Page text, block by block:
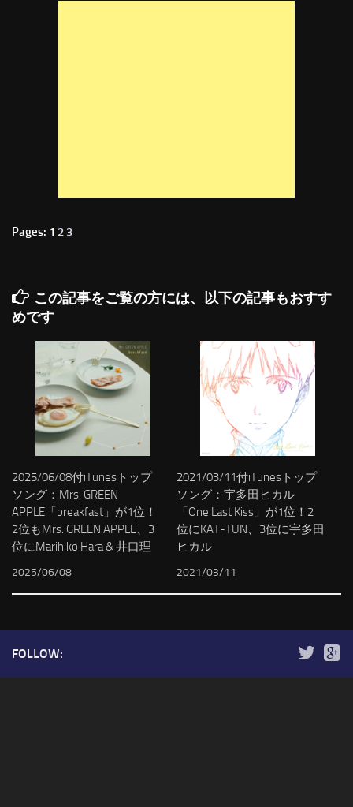
Pages: 1 2 3
この記事をご覧の方には、以下の記事もおすす
めです
2025/06/08付iTunesトップ
ソング：Mrs. GREEN
APPLE「breakfast」が1位！
2位もMrs. GREEN APPLE、3
位にMarihiko Hara & 井口理
2025/06/08
2021/03/11付iTunesトップ
ソング：宇多田ヒカル
「One Last Kiss」が1位！2
位にKAT-TUN、3位に宇多田
ヒカル
2021/03/11
FOLLOW: